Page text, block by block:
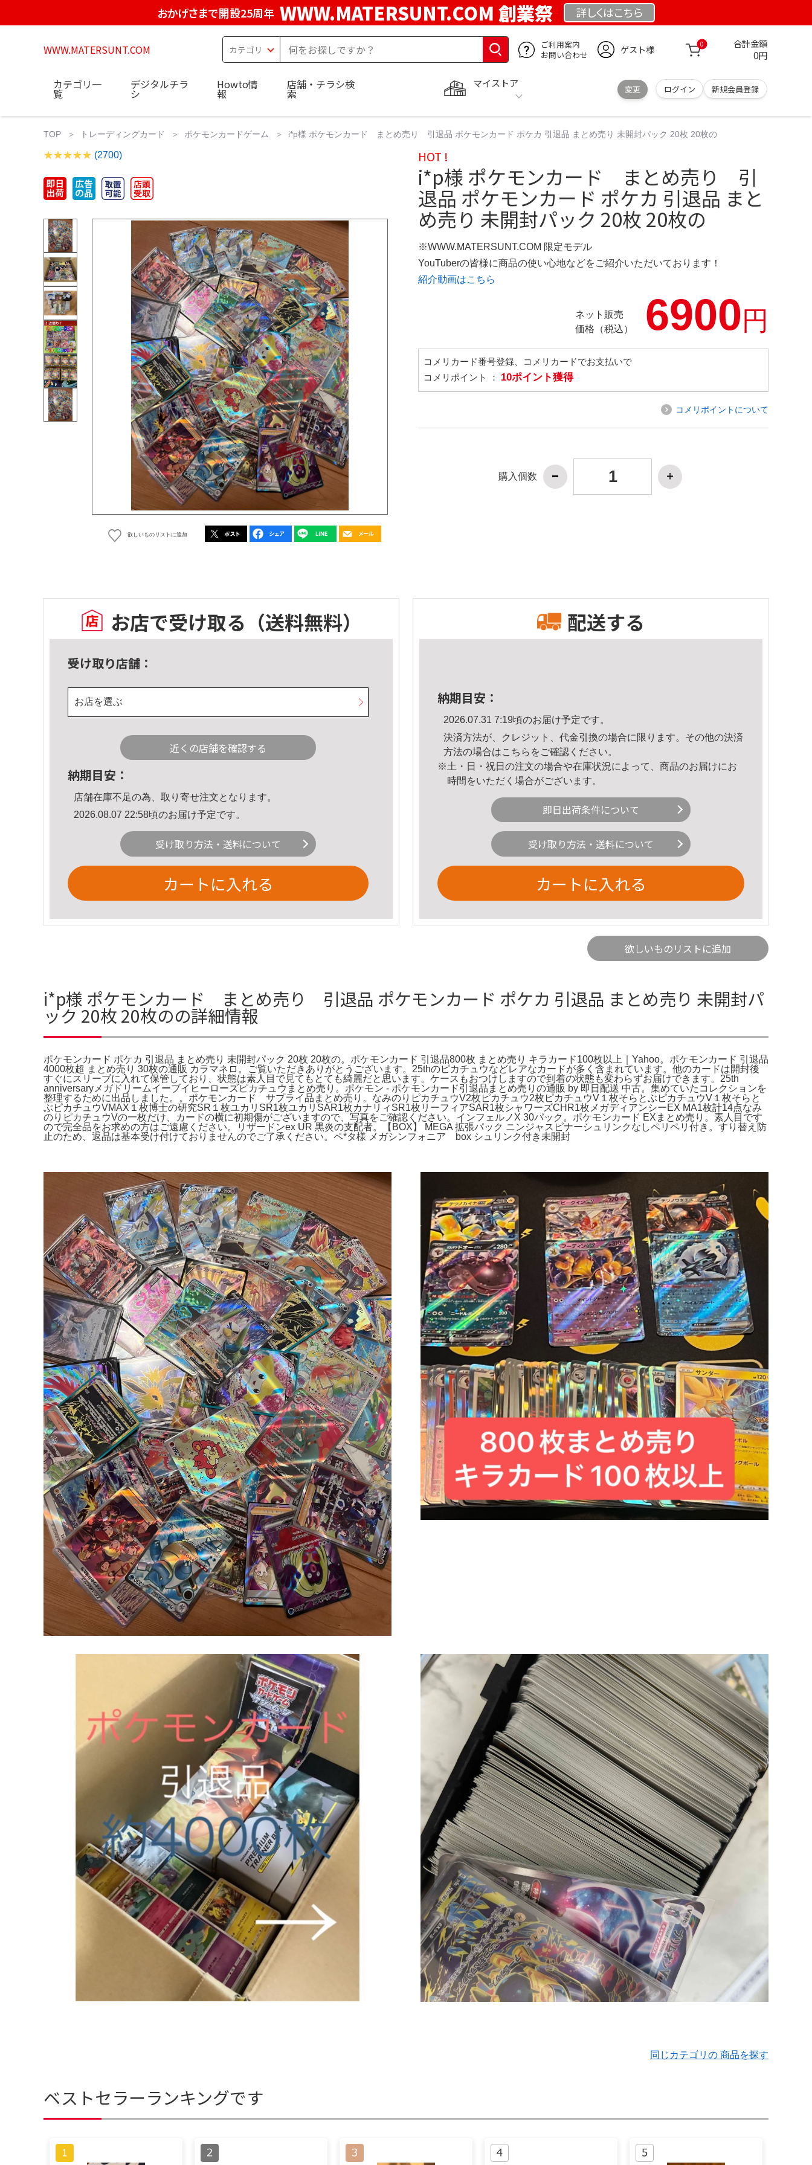
おかげさまで開設25周年 WWW.MATERSUNT.COM 創業祭 詳しくはこちら
WWW.MATERSUNT.COM
ご利用案内
お問い合わせ
ゲスト様 0 合計金額
0円
マイストア
変更 ログイン 新規会員登録
カテゴリ一
覧
デジタルチラ
シ
Howto情
報
店舗・チラシ検
索
TOP トレーディングカード ポケモンカードゲーム i*p様 ポケモンカード まとめ売り 引退品 ポケモンカード ポケカ 引退品 まとめ売り 未開封パック 20枚 20枚の
(2700)
欲しいものリストに追加
HOT !
i*p様 ポケモンカード まとめ売り 引
退品 ポケモンカード ポケカ 引退品 まと
め売り 未開封パック 20枚 20枚の
※WWW.MATERSUNT.COM 限定モデル
YouTuberの皆様に商品の使い心地などをご紹介いただいております！
紹介動画はこちら
ネット販売
価格（税込）
6900円
コメリカード番号登録、コメリカードでお支払いで
コメリポイント ： 10ポイント獲得
コメリポイントについて
購入個数
お店で受け取る （送料無料）
受け取り店舗：
お店を選ぶ
近くの店舗を確認する
納期目安：
店舗在庫不足の為、取り寄せ注文となります。
2026.08.07 22:58頃のお届け予定です。
受け取り方法・送料について
カートに入れる
配送する
納期目安：
2026.07.31 7:19頃のお届け予定です。
決済方法が、クレジット、代金引換の場合に限ります。その他の決済
方法の場合はこちら をご確認ください。
※土・日・祝日の注文の場合や在庫状況によって、商品のお届けにお
時間をいただく場合がございます。
即日出荷条件について
受け取り方法・送料について
カートに入れる
欲しいものリストに追加
i*p様 ポケモンカード まとめ売り 引退品 ポケモンカード ポケカ 引退品 まとめ売り 未開封パ
ック 20枚 20枚のの詳細情報
ポケモンカード ポケカ 引退品 まとめ売り 未開封パック 20枚 20枚の。ポケモンカード 引退品800枚 まとめ売り キラカード100枚以上｜Yahoo。ポケモンカード 引退品
4000枚超 まとめ売り 30枚の通販 カラマネロ。ご覧いただきありがとうございます。25thのピカチュウなどレアなカードが多く含まれています。他のカードは開封後
すぐにスリーブに入れて保管しており、状態は素人目で見てもとても綺麗だと思います。ケースもおつけしますので到着の状態も変わらずお届けできます。25th
anniversaryメガドリームイーブイヒーローズピカチュウまとめ売り。ポケモン - ポケモンカード引退品まとめ売りの通販 by 即日配送 中古。集めていたコレクションを
整理するために出品しました。。ポケモンカード サプライ品まとめ売り。なみのりピカチュウV2枚ピカチュウ2枚ピカチュウV１枚そらとぶピカチュウV１枚そらと
ぶピカチュウVMAX１枚博士の研究SR１枚ユカリSR1枚ユカリSAR1枚カナリィSR1枚リーフィアSAR1枚シャワーズCHR1枚メガディアンシーEX MA1枚計14点なみ
のりピカチュウVの一枚だけ、カードの横に初期傷がございますので、写真をご確認ください。インフェルノX 30パック。ポケモンカード EXまとめ売り。素人目です
ので完全品をお求めの方はご遠慮ください。リザードンex UR 黒炎の支配者。【BOX】 MEGA 拡張パック ニンジャスピナーシュリンクなしペリペリ付き。すり替え防
止のため、返品は基本受け付けておりませんのでご了承ください。ペ*タ様 メガシンフォニア box シュリンク付き未開封
同じカテゴリの 商品を探す
ベストセラーランキングです